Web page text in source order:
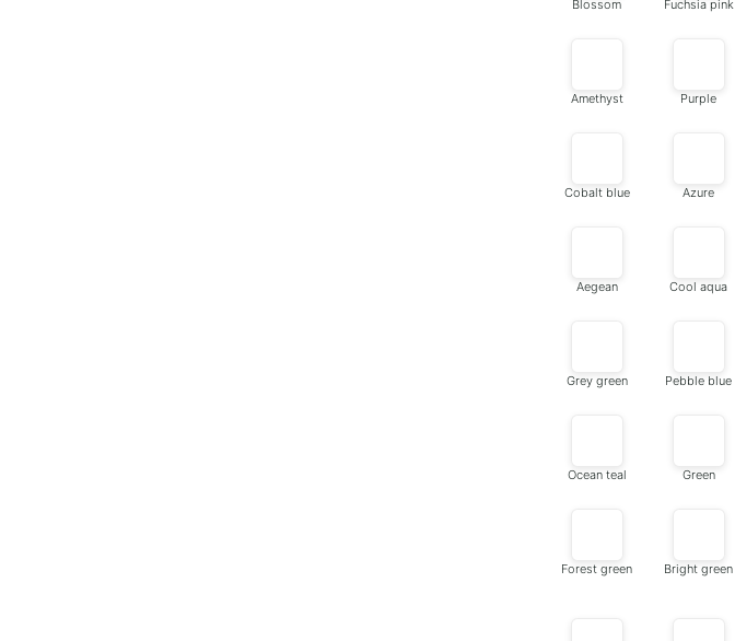
Blossom Fuchsia pink
Amethyst Purple
Cobalt blue Azure
Aegean Cool aqua
Grey green Pebble blue
Ocean teal Green
Forest green Bright green